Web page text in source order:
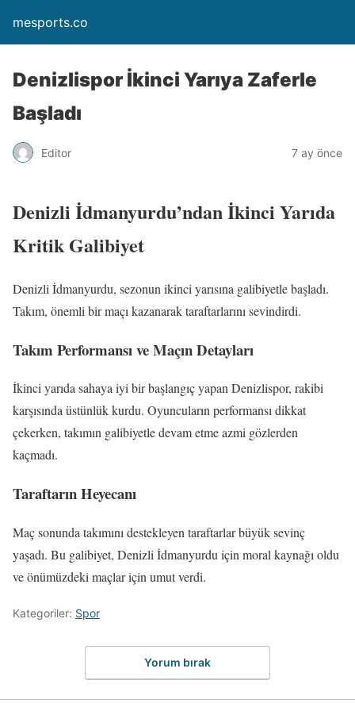
mesports.co
Denizlispor İkinci Yarıya Zaferle
Başladı
Editor 7 ay önce
Denizli İdmanyurdu’ndan İkinci Yarıda
Kritik Galibiyet
Denizli İdmanyurdu, sezonun ikinci yarısına galibiyetle başladı.
Takım, önemli bir maçı kazanarak taraftarlarını sevindirdi.
Takım Performansı ve Maçın Detayları
İkinci yarıda sahaya iyi bir başlangıç yapan Denizlispor, rakibi
karşısında üstünlük kurdu. Oyuncuların performansı dikkat
çekerken, takımın galibiyetle devam etme azmi gözlerden
kaçmadı.
Taraftarın Heyecanı
Maç sonunda takımını destekleyen taraftarlar büyük sevinç
yaşadı. Bu galibiyet, Denizli İdmanyurdu için moral kaynağı oldu
ve önümüzdeki maçlar için umut verdi.
Kategoriler: Spor
Yorum bırak